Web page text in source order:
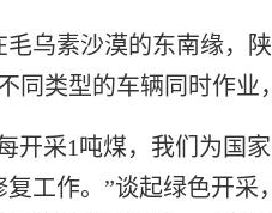
毛乌素沙漠的东南缘，
同类型的车辆同时作
开采1吨煤，我们为国
复工作。”谈起绿色开